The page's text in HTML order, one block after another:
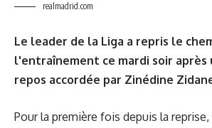
realmadrid.com
Le leader de la Liga a repris le
l'entraînement ce mardi soir après
repos accordée par Zinédine
Pour la première fois depuis la